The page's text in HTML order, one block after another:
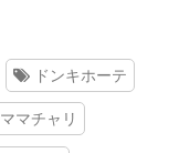
ドンキホーテ
ママチャリ